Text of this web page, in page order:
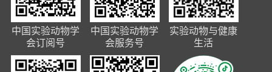
中国实验动物学
会订阅号
中国实验动物学
会服务号
实验动物与健康
生活